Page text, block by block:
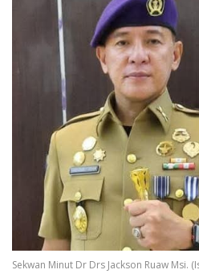
Sekwan Minut Dr Drs Jackson Ruaw Msi.